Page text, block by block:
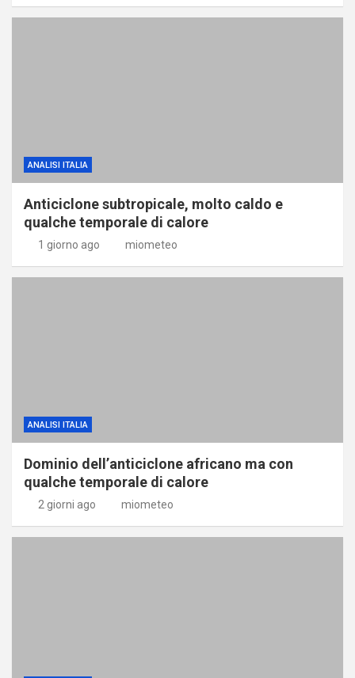
ANALISI ITALIA
Anticiclone subtropicale, molto caldo e
qualche temporale di calore
1 giorno ago miometeo
ANALISI ITALIA
Dominio dell’anticiclone africano ma con
qualche temporale di calore
2 giorni ago miometeo